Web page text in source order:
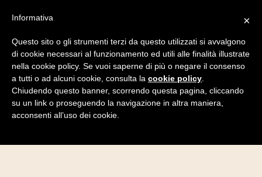
×
Informativa
Questo sito o gli strumenti terzi da questo utilizzati si avvalgono
di cookie necessari al funzionamento ed utili alle finalità illustrate
nella cookie policy. Se vuoi saperne di più o negare il consenso
a tutti o ad alcuni cookie, consulta la cookie policy
Chiudendo questo banner, scorrendo questa pagina, cliccando
su un link o proseguendo la navigazione in altra maniera,
acconsenti all’uso dei cookie.